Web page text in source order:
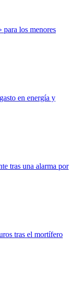
para los menores
en energía y
tras una alarma por
tras el mortífero